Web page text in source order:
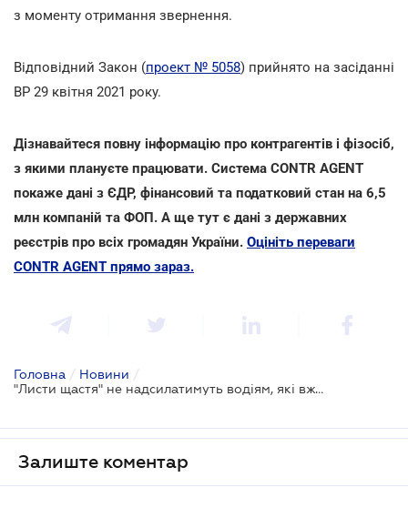
з моменту отримання звернення.
Відповідний Закон (проект № 5058) прийнято на засіданні
ВР 29 квітня 2021 року.
Дізнавайтеся повну інформацію про контрагентів і фізосіб,
з якими плануєте працювати. Система CONTR AGENT
покаже дані з ЄДР, фінансовий та податковий стан на 6,5
млн компаній та ФОП. А ще тут є дані з державних
реєстрів про всіх громадян України. Оцініть переваги
CONTR AGENT прямо зараз.
Головна / Новини /
"Листи щастя" не надсилатимуть водіям, які вже сплатили штраф зі знижкою
Залиште коментар